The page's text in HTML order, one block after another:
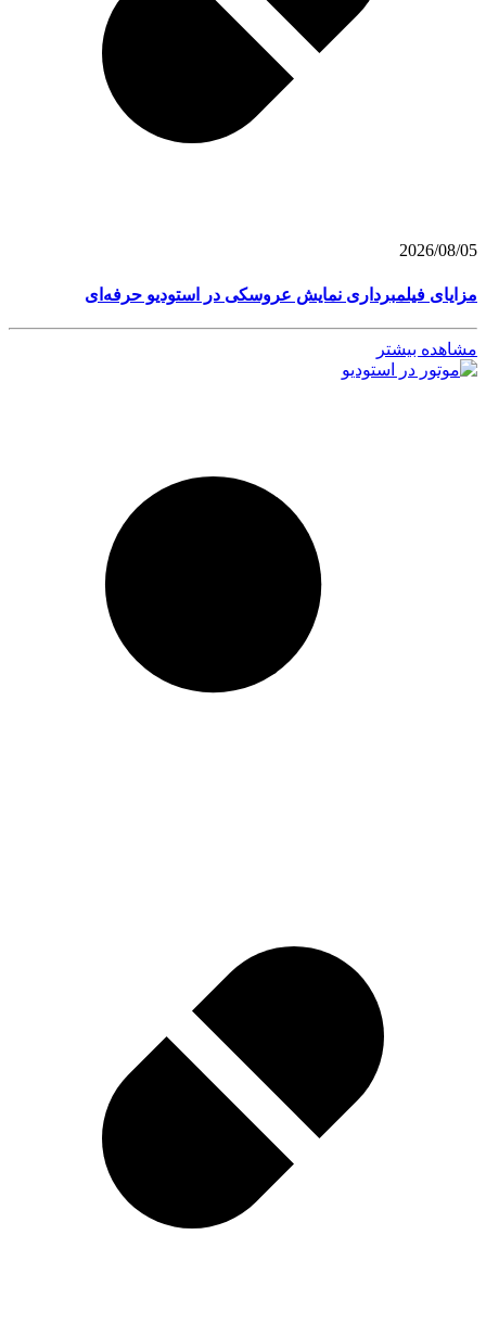
2026/08/05
مزایای فیلمبرداری نمایش عروسکی در استودیو حرفه‌ای
مشاهده بیشتر